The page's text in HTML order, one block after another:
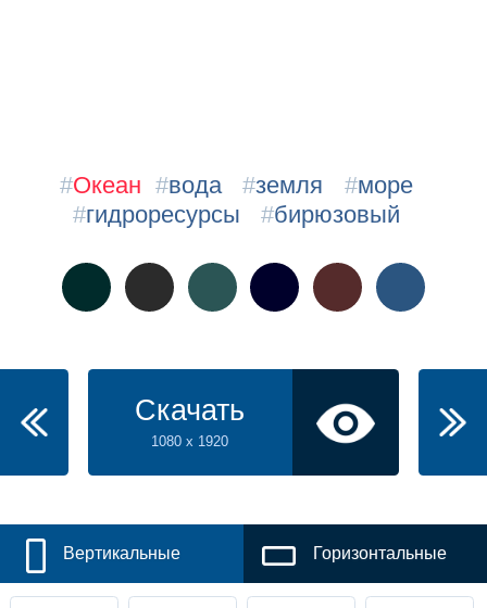
#Океан #вода #земля #море
#гидроресурсы #бирюзовый
Скачать
1080 x 1920
Вертикальные Горизонтальные